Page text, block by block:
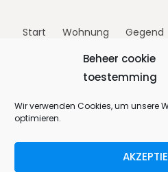
Beheer cookie
toestemming
Wir verwenden Cookies, um unsere
optimieren.
Start Wohnung Gegend
Kontakt
Bungalow 64 © 2026.
Designed by